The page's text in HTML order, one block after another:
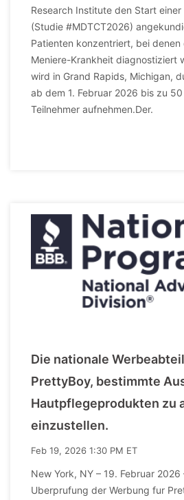
Research Institute den Start
(Studie #MDTCT2026)
Patienten konzentriert, bei denen
Meniere-Krankheit diagnostiziert
wird in Grand Rapids, Michigan,
ab dem 1. Februar 2026 bis zu
Teilnehmer aufnehmen.Der.
Die nationale
PrettyBoy, bestimmte
Hautpflegeprodukten zu
einzustellen.
Feb 19, 2026 1:30 PM ET
New York, NY – 19. Februar 2026
Uberprufung der Werbung fur